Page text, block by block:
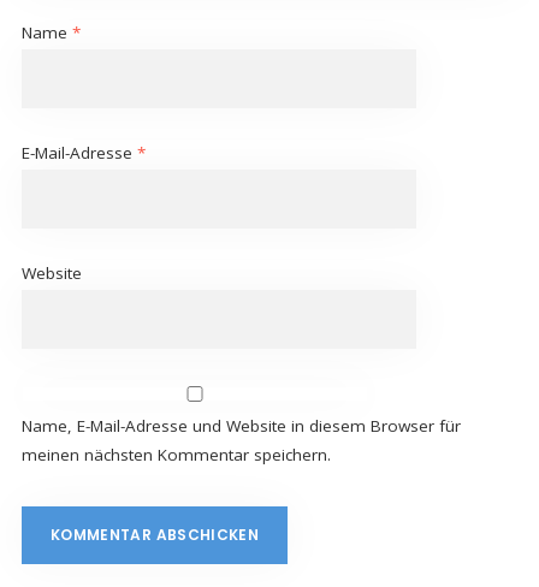
Name *
E-Mail-Adresse *
Website
Name, E-Mail-Adresse und Website in diesem Browser für
meinen nächsten Kommentar speichern.